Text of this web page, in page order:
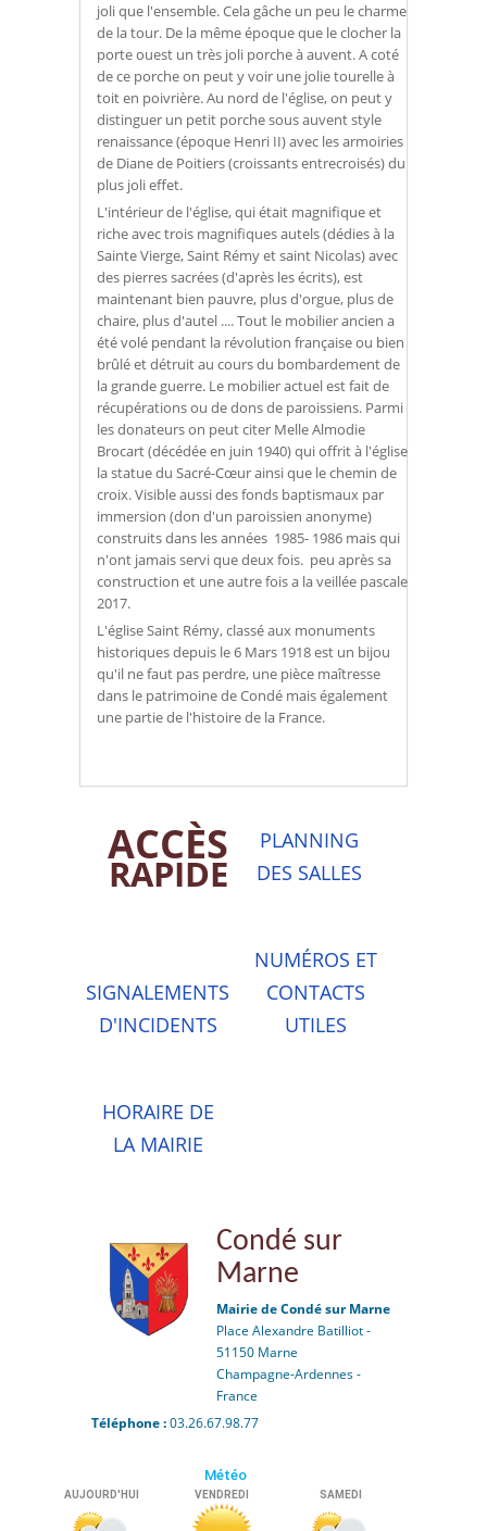
joli que l'ensemble. Cela gâche un peu le charme
de la tour. De la même époque que le clocher la
porte ouest un très joli porche à auvent. A coté
de ce porche on peut y voir une jolie tourelle à
toit en poivrière. Au nord de l'église, on peut y
distinguer un petit porche sous auvent style
renaissance (époque Henri II) avec les armoiries
de Diane de Poitiers (croissants entrecroisés) du
plus joli effet.
L'intérieur de l'église, qui était magnifique et
riche avec trois magnifiques autels (dédies à la
Sainte Vierge, Saint Rémy et saint Nicolas) avec
des pierres sacrées (d'après les écrits), est
maintenant bien pauvre, plus d'orgue, plus de
chaire, plus d'autel .... Tout le mobilier ancien a
été volé pendant la révolution française ou bien
brûlé et détruit au cours du bombardement de
la grande guerre. Le mobilier actuel est fait de
récupérations ou de dons de paroissiens. Parmi
les donateurs on peut citer Melle Almodie
Brocart (décédée en juin 1940) qui offrit à l'église
la statue du Sacré-Cœur ainsi que le chemin de
croix. Visible aussi des fonds baptismaux par
immersion (don d'un paroissien anonyme)
construits dans les années 1985- 1986 mais qui
n'ont jamais servi que deux fois. peu après sa
construction et une autre fois a la veillée pascale
2017.
L'église Saint Rémy, classé aux monuments
historiques depuis le 6 Mars 1918 est un bijou
qu'il ne faut pas perdre, une pièce maîtresse
dans le patrimoine de Condé mais également
une partie de l'histoire de la France.
ACCÈS
RAPIDE
PLANNING
DES SALLES
SIGNALEMENTS
D'INCIDENTS
NUMÉROS ET
CONTACTS
UTILES
HORAIRE DE
LA MAIRIE
Condé sur
Marne
Mairie de Condé sur Marne
Place Alexandre Batilliot -
51150 Marne
Champagne-Ardennes -
France
Téléphone :03.26.67.98.77